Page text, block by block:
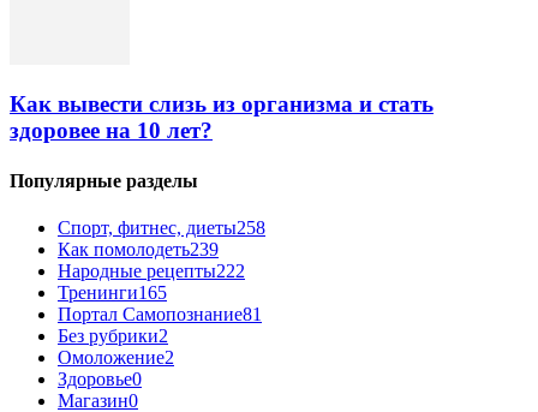
Как вывести слизь из организма и стать
здоровее на 10 лет?
Популярные разделы
Спорт, фитнес, диеты258
Как помолодеть239
Народные рецепты222
Тренинги165
Портал Самопознание81
Без рубрики2
Омоложение2
Здоровье0
Магазин0